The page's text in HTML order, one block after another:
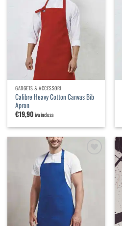
GADGETS & ACCESSORI
Calibre Heavy Cotton Canvas Bib
Apron
€19,90iva inclusa
desideri